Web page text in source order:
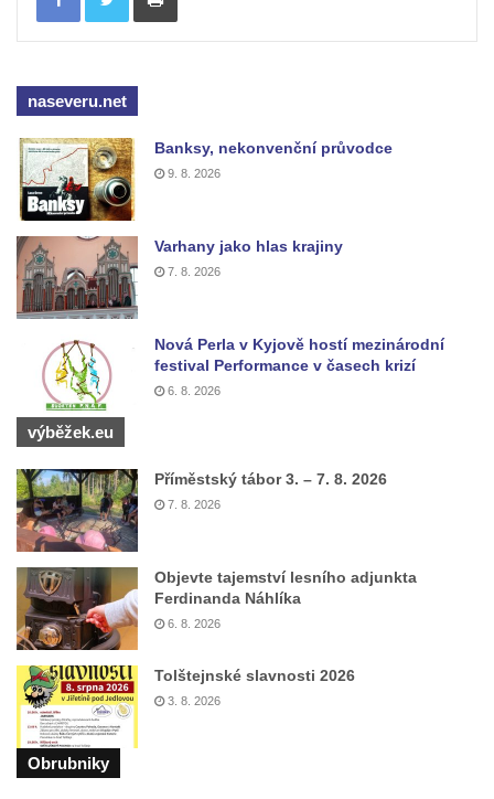
naseveru.net
Banksy, nekonvenční průvodce
9. 8. 2026
Varhany jako hlas krajiny
7. 8. 2026
Nová Perla v Kyjově hostí mezinárodní
festival Performance v časech krizí
6. 8. 2026
výběžek.eu
Příměstský tábor 3. – 7. 8. 2026
7. 8. 2026
Objevte tajemství lesního adjunkta
Ferdinanda Náhlíka
6. 8. 2026
Tolštejnské slavnosti 2026
3. 8. 2026
Obrubniky